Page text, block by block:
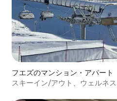
フエズのマンション・アパート
スキーイン/アウト、ウェルネ